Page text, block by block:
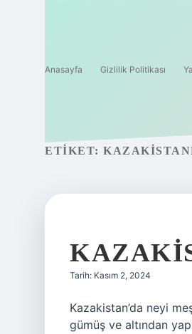
Anasayfa Gizlilik Politikası
ETIKET:
Tarih: Kasım 2, 2024
Kazakistan’da neyi
gümüş ve altından